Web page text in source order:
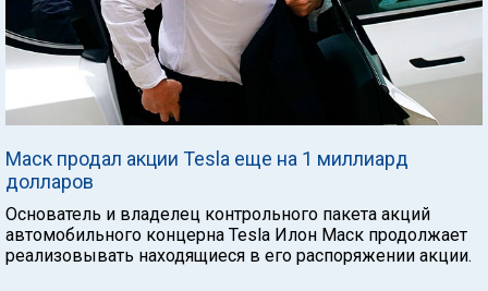
Маск продал акции Tesla еще на 1 миллиард
долларов
Основатель и владелец контрольного пакета акций
автомобильного концерна Tesla Илон Маск продолжает
реализовывать находящиеся в его распоряжении акции.